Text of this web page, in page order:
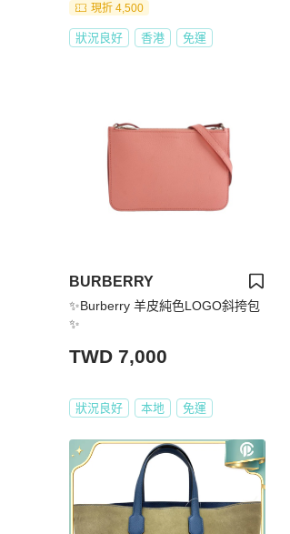
現折 4,500
狀況良好 香港 免運
BURBERRY
✨Burberry 羊皮純色LOGO斜挎包
✨
TWD 7,000
狀況良好 本地 免運